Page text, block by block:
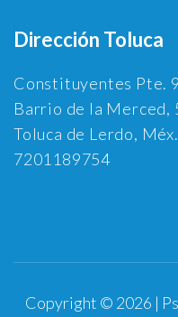
Dirección Toluca
Constituyentes Pte.
Barrio de la Merced,
Toluca de Lerdo, Méx.
7201189754
Copyright © 2026 |